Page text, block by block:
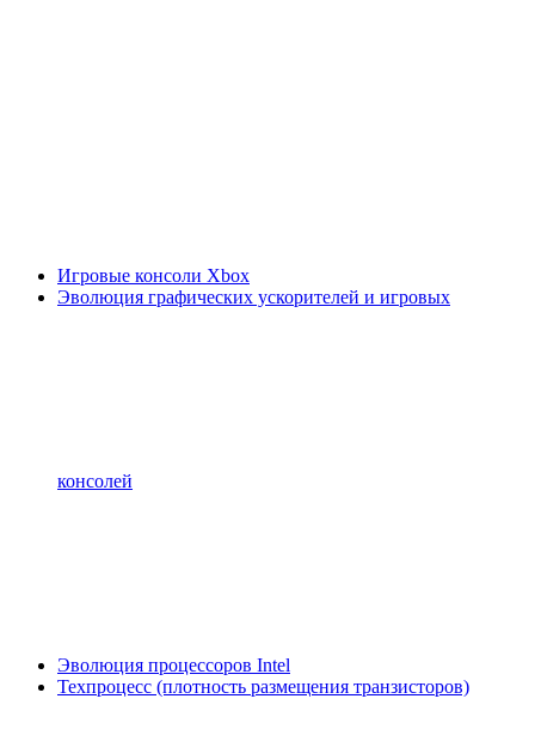
Игровые консоли Xbox
Эволюция графических ускорителей и игровых
консолей
Эволюция процессоров Intel
Техпроцесс (плотность размещения транзисторов)